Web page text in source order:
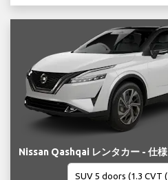
Nissan Qashqai レンタカー - 仕様